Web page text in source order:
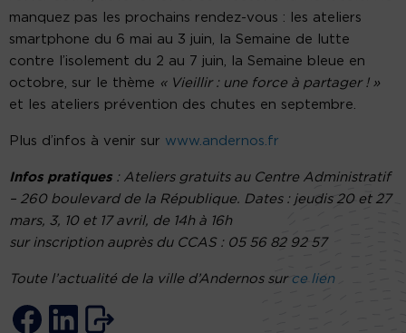
manquez pas les prochains rendez-vous : les ateliers
smartphone du 6 mai au 3 juin, la Semaine de lutte
contre l’isolement du 2 au 7 juin, la Semaine bleue en
octobre, sur le thème « Vieillir : une force à partager ! »
et les ateliers prévention des chutes en septembre.
Plus d’infos à venir sur www.andernos.fr
Infos pratiques : Ateliers gratuits au Centre Administratif
– 260 boulevard de la République. Dates : jeudis 20 et 27
mars, 3, 10 et 17 avril, de 14h à 16h
sur inscription auprès du CCAS : 05 56 82 92 57
Toute l’actualité de la ville d’Andernos sur ce lien